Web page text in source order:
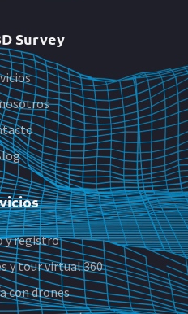
Survey
y registro
y tour virtual 360
con drones